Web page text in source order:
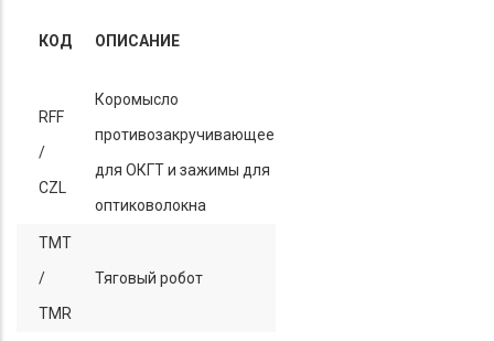
КОД ОПИСАНИЕ
RFF
/
CZL
Коромысло
противозакручивающее
для ОКГТ и зажимы для
оптиковолокна
TMT
/
TMR
Тяговый робот